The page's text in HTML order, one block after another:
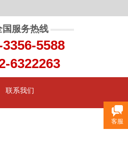
3356-5588
6322263
国服务热线
联系我们
客服